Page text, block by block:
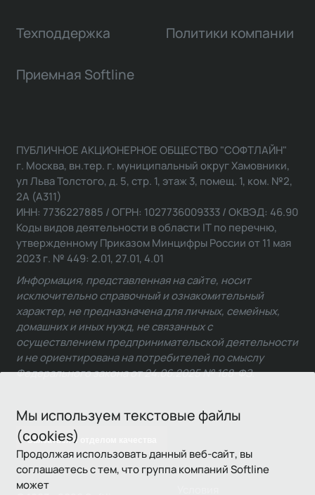
Мы используем текстовые файлы
(cookies)
Продолжая использовать данный веб-сайт, вы
соглашаетесь с тем, что группа компаний Softline
может
Техподдержка Политики компании
Приемная Softline
Связаться с отделом качества
ПУБЛИЧНОЕ АКЦИОНЕРНОЕ ОБЩЕСТВО "СОФТЛАЙН"
г. Москва, вн.тер. г. муниципальный округ Хамовники,
ул Льва Толстого, д. 5, стр. 1, этаж 3, помещ. 1, ком. №2,
2А (А311)
ИНН: 7736227885 / ОГРН: 1027736009333 / ОКВЭД: 46.90
Коды видов деятельности в области IT по перечню,
утвержденному Приказом Минцифры России от 11 мая
2023 г. № 449: 2.01, 27.01, 4.01
Информация, представленная на сайте, носит
исключительно справочный и ознакомительный
характер, не предназначена для личных, семейных,
домашних и иных нужд, не связанных с
осуществлением предпринимательской деятельности
и не ориентирована на потребителей по смыслу
Федерального закона от 24.06.2025 № 168-ФЗ.